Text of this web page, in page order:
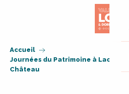
Accueil
Journées du Patrimoine à
Château